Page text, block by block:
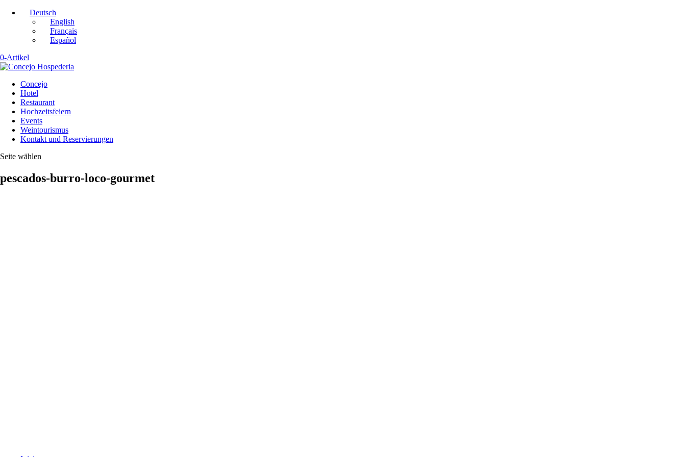
Deutsch
English
Français
Español
0-Artikel
Concejo
Hotel
Restaurant
Hochzeitsfeiern
Events
Weintourismus
Kontakt und Reservierungen
Seite wählen
pescados-burro-loco-gourmet